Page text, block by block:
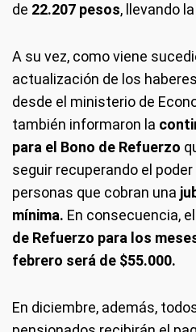
de 22.207 pesos, llevando
A su vez, como viene
actualización de los
desde el ministerio de
también informaron la
para el Bono de Refuerzo
seguir recuperando el
personas que cobran una
mínima. En consecuencia,
de Refuerzo para los
febrero será de $55.000.
En diciembre, además,